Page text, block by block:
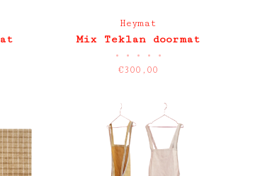
Heymat
Mix Teklan doormat
• • • • •
€300,00